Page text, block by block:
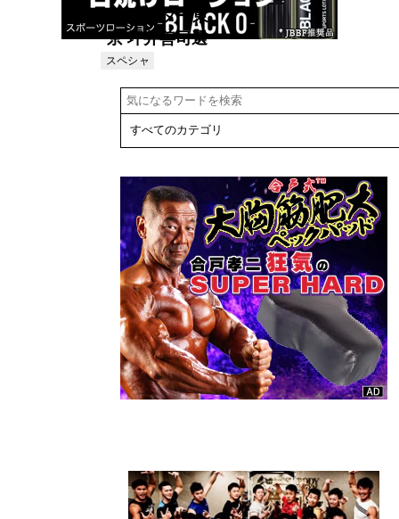
ジ去
'72ミスター東
京 坪井善司選
手のトレーニ
スペシャ